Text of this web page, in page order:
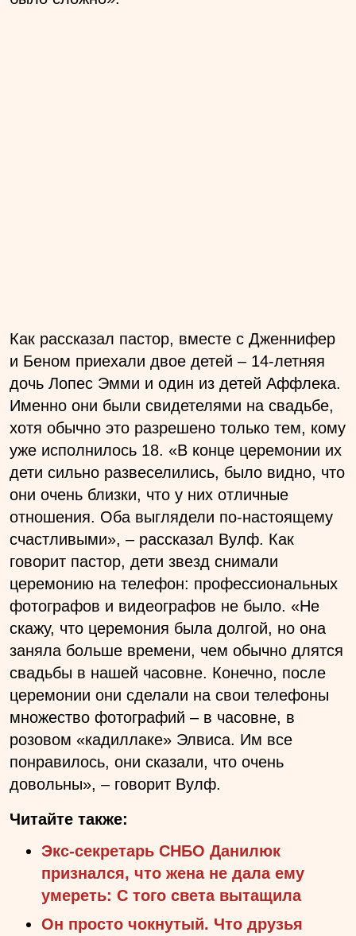
Как рассказал пастор, вместе с Дженнифер
и Беном приехали двое детей – 14-летняя
дочь Лопес Эмми и один из детей Аффлека.
Именно они были свидетелями на свадьбе,
хотя обычно это разрешено только тем, кому
уже исполнилось 18. «В конце церемонии их
дети сильно развеселились, было видно, что
они очень близки, что у них отличные
отношения. Оба выглядели по-настоящему
счастливыми», – рассказал Вулф. Как
говорит пастор, дети звезд снимали
церемонию на телефон: профессиональных
фотографов и видеографов не было. «Не
скажу, что церемония была долгой, но она
заняла больше времени, чем обычно длятся
свадьбы в нашей часовне. Конечно, после
церемонии они сделали на свои телефоны
множество фотографий – в часовне, в
розовом «кадиллаке» Элвиса. Им все
понравилось, они сказали, что очень
довольны», – говорит Вулф.
Читайте также:
Экс-секретарь СНБО Данилюк
признался, что жена не дала ему
умереть: С того света вытащила
Он просто чокнутый. Что друзья